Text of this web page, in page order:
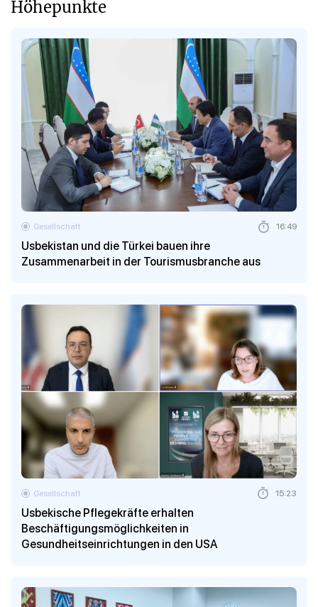
Höhepunkte
Usbekistan und die Türkei bauen ihre
Zusammenarbeit in der Tourismusbranche aus
Gesellschaft 16:49
Usbekische Pflegekräfte erhalten
Beschäftigungsmöglichkeiten in
Gesundheitseinrichtungen in den USA
Gesellschaft 15:23